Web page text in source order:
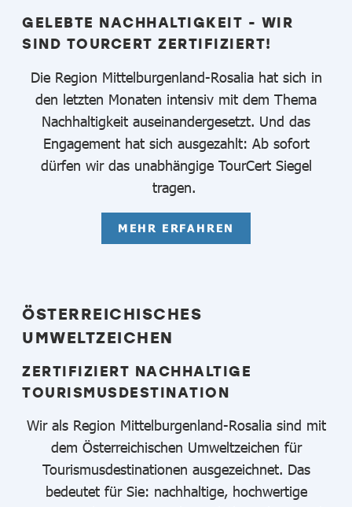
GELEBTE NACHHALTIGKEIT - WIR
SIND TOURCERT ZERTIFIZIERT!
Die Region Mittelburgenland-Rosalia hat sich in
den letzten Monaten intensiv mit dem Thema
Nachhaltigkeit auseinandergesetzt. Und das
Engagement hat sich ausgezahlt: Ab sofort
dürfen wir das unabhängige TourCert Siegel
tragen.
MEHR ERFAHREN
ÖSTERREICHISCHES
UMWELTZEICHEN
ZERTIFIZIERT NACHHALTIGE
TOURISMUSDESTINATION
Wir als Region Mittelburgenland-Rosalia sind mit
dem Österreichischen Umweltzeichen für
Tourismusdestinationen ausgezeichnet. Das
bedeutet für Sie: nachhaltige, hochwertige